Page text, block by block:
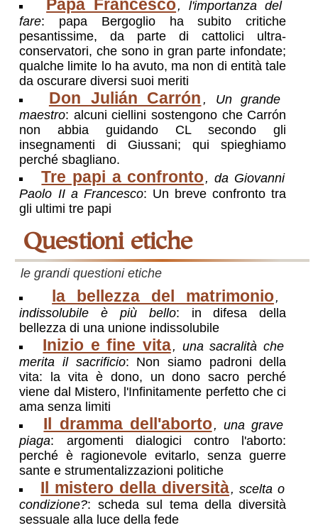
Papa Francesco, l'importanza del
fare: papa Bergoglio ha subito critiche
pesantissime, da parte di cattolici ultra-
conservatori, che sono in gran parte infondate;
qualche limite lo ha avuto, ma non di entità tale
da oscurare diversi suoi meriti
Don Julián Carrón , Un grande
maestro: alcuni ciellini sostengono che Carrón
non abbia guidando CL secondo gli
insegnamenti di Giussani; qui spieghiamo
perché sbagliano.
Tre papi a confronto, da Giovanni
Paolo II a Francesco: Un breve confronto tra
gli ultimi tre papi
questioni etiche
le grandi questioni etiche
la bellezza del matrimonio,
indissolubile è più bello: in difesa della
bellezza di una unione indissolubile
Inizio e fine vita, una sacralità che
merita il sacrificio: Non siamo padroni della
vita: la vita è dono, un dono sacro perché
viene dal Mistero, l'Infinitamente perfetto che ci
ama senza limiti
Il dramma dell'aborto, una grave
piaga: argomenti dialogici contro l'aborto:
perché è ragionevole evitarlo, senza guerre
sante e strumentalizzazioni politiche
Il mistero della diversità, scelta o
condizione?: scheda sul tema della diversità
sessuale alla luce della fede